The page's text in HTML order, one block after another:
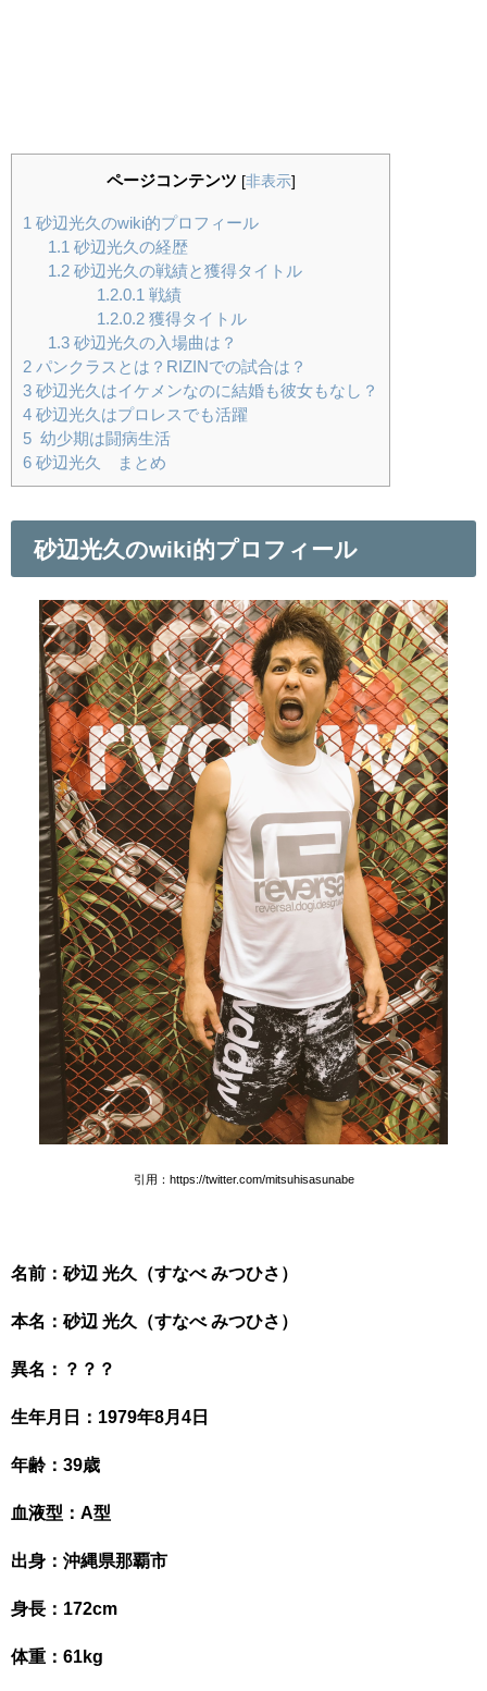
ページコンテンツ [非表示]
1 砂辺光久のwiki的プロフィール
1.1 砂辺光久の経歴
1.2砂辺光久の戦績と獲得タイトル
1.2.0.1 戦績
1.2.0.2 獲得タイトル
1.3砂辺光久の入場曲は？
2 パンクラスとは？RIZINでの試合は？
3 砂辺光久はイケメンなのに結婚も彼女もなし？
4 砂辺光久はプロレスでも活躍
5 幼少期は闘病生活
6 砂辺光久 まとめ
砂辺光久のwiki的プロフィール
引用：https://twitter.com/mitsuhisasunabe
名前：砂辺 光久（すなべ みつひさ）
本名：砂辺 光久（すなべ みつひさ）
異名：？？？
生年月日：1979年8月4日
年齢：39歳
血液型：A型
出身：沖縄県那覇市
身長：172cm
体重：61kg